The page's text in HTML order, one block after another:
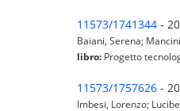
11573/1741344 -
Baiani, Serena;
libro: Progetto
11573/1757626 -
Imbesi, Lorenzo;